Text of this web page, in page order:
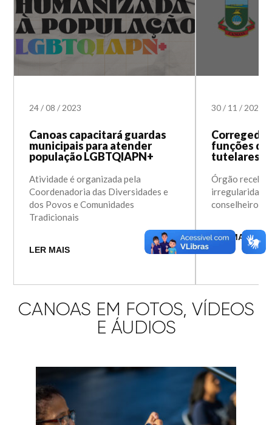
24/08/ 2023
Canoas capacitará guardas
municipais para atender
população LGBTQIAPN+
Atividade é organizada pela
Coordenadoria das Diversidades e
dos Povos e Comunidades
Tradicionais
LER MAIS
30/ 11/ 2022
funções
tutelares
Órgão recebe
conselheiros
LER MAIS
CANOAS EM FOTOS, VÍDEOS
E ÁUDIOS